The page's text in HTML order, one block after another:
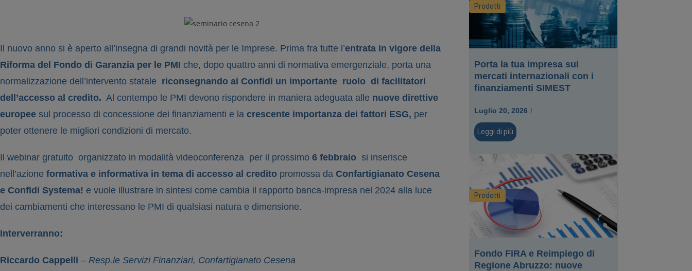
Il nuovo anno si è aperto all’insegna di grandi novità per le Imprese. Prima fra tutte l’entrata in vigore della
Riforma del Fondo di Garanzia per le PMI che, dopo quattro anni di normativa emergenziale, porta una
normalizzazione dell’intervento statale riconsegnando ai Confidi un importante ruolo di facilitatori
dell’accesso al credito. Al contempo le PMI devono rispondere in maniera adeguata alle nuove direttive
europee sul processo di concessione dei finanziamenti e la crescente importanza dei fattori ESG, per
poter ottenere le migliori condizioni di mercato.
Il webinar gratuito organizzato in modalità videoconferenza per il prossimo 6 febbraio si inserisce
nell’azione formativa e informativa in tema di accesso al credito promossa da Confartigianato Cesena
e Confidi Systema! e vuole illustrare in sintesi come cambia il rapporto banca-impresa nel 2024 alla luce
dei cambiamenti che interessano le PMI di qualsiasi natura e dimensione.
Interverranno:
Riccardo Cappelli – Resp.le Servizi Finanziari, Confartigianato Cesena
Prodotti
Porta la tua impresa sui
mercati internazionali con i
finanziamenti SIMEST
Luglio 20, 2026 /
Leggi di più
Prodotti
Fondo FiRA e Reimpiego di
Regione Abruzzo: nuove